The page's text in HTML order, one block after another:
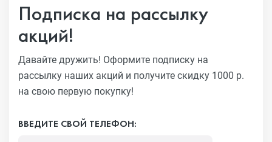
Подписка на рассылку
акций!
Давайте дружить! Оформите подписку на
рассылку наших акций и получите скидку 1000 р.
на свою первую покупку!
ВВЕДИТЕ СВОЙ ТЕЛЕФОН: